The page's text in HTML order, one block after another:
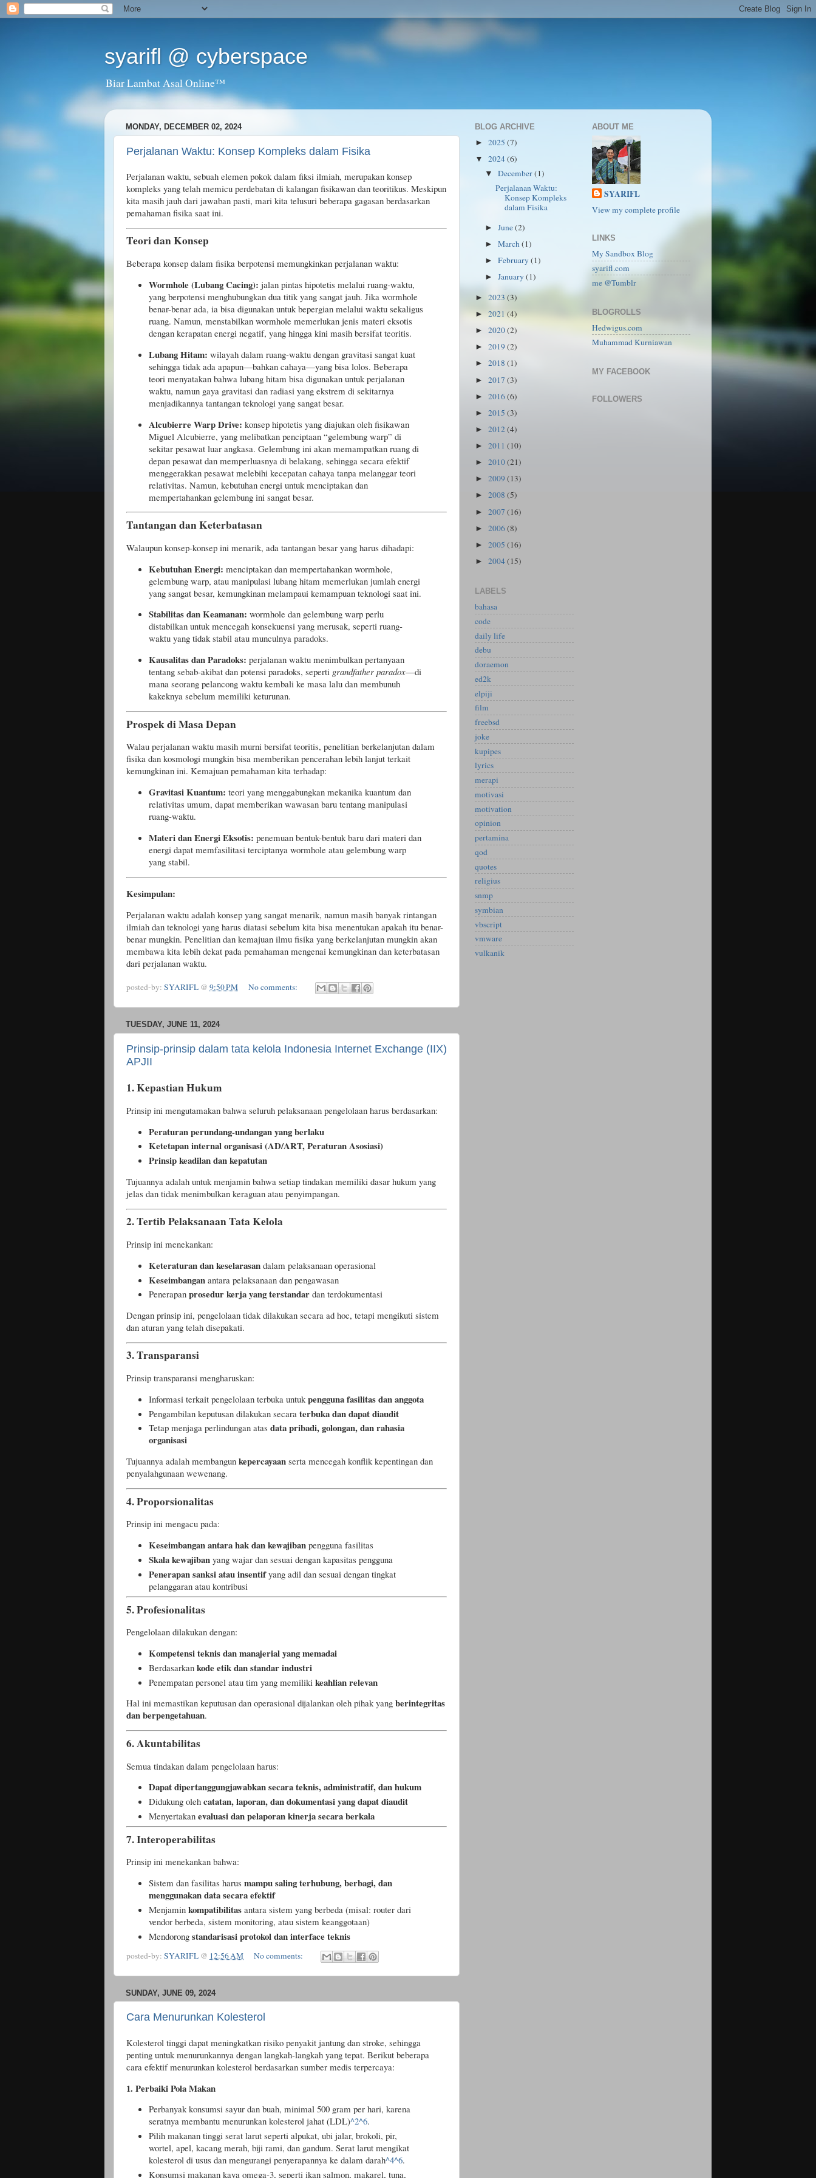
syarifl @ cyberspace
Biar Lambat Asal Online™
MONDAY, DECEMBER 02, 2024
Perjalanan Waktu: Konsep Kompleks dalam Fisika
Perjalanan waktu, sebuah elemen pokok dalam fiksi ilmiah, merupakan konsep
kompleks yang telah memicu perdebatan di kalangan fisikawan dan teoritikus. Meskipun
kita masih jauh dari jawaban pasti, mari kita telusuri beberapa gagasan berdasarkan
pemahaman fisika saat ini.
Teori dan Konsep
Beberapa konsep dalam fisika berpotensi memungkinkan perjalanan waktu:
Wormhole (Lubang Cacing): jalan pintas hipotetis melalui ruang-waktu,
yang berpotensi menghubungkan dua titik yang sangat jauh. Jika wormhole
benar-benar ada, ia bisa digunakan untuk bepergian melalui waktu sekaligus
ruang. Namun, menstabilkan wormhole memerlukan jenis materi eksotis
dengan kerapatan energi negatif, yang hingga kini masih bersifat teoritis.
Lubang Hitam: wilayah dalam ruang-waktu dengan gravitasi sangat kuat
sehingga tidak ada apapun—bahkan cahaya—yang bisa lolos. Beberapa
teori menyatakan bahwa lubang hitam bisa digunakan untuk perjalanan
waktu, namun gaya gravitasi dan radiasi yang ekstrem di sekitarnya
menjadikannya tantangan teknologi yang sangat besar.
Alcubierre Warp Drive: konsep hipotetis yang diajukan oleh fisikawan
Miguel Alcubierre, yang melibatkan penciptaan “gelembung warp” di
sekitar pesawat luar angkasa. Gelembung ini akan memampatkan ruang di
depan pesawat dan memperluasnya di belakang, sehingga secara efektif
menggerakkan pesawat melebihi kecepatan cahaya tanpa melanggar teori
relativitas. Namun, kebutuhan energi untuk menciptakan dan
mempertahankan gelembung ini sangat besar.
Tantangan dan Keterbatasan
Walaupun konsep-konsep ini menarik, ada tantangan besar yang harus dihadapi:
Kebutuhan Energi: menciptakan dan mempertahankan wormhole,
gelembung warp, atau manipulasi lubang hitam memerlukan jumlah energi
yang sangat besar, kemungkinan melampaui kemampuan teknologi saat ini.
Stabilitas dan Keamanan: wormhole dan gelembung warp perlu
distabilkan untuk mencegah konsekuensi yang merusak, seperti ruang-
waktu yang tidak stabil atau munculnya paradoks.
Kausalitas dan Paradoks: perjalanan waktu menimbulkan pertanyaan
tentang sebab-akibat dan potensi paradoks, seperti grandfather paradox—di
mana seorang pelancong waktu kembali ke masa lalu dan membunuh
kakeknya sebelum memiliki keturunan.
Prospek di Masa Depan
Walau perjalanan waktu masih murni bersifat teoritis, penelitian berkelanjutan dalam
fisika dan kosmologi mungkin bisa memberikan pencerahan lebih lanjut terkait
kemungkinan ini. Kemajuan pemahaman kita terhadap:
Gravitasi Kuantum: teori yang menggabungkan mekanika kuantum dan
relativitas umum, dapat memberikan wawasan baru tentang manipulasi
ruang-waktu.
Materi dan Energi Eksotis: penemuan bentuk-bentuk baru dari materi dan
energi dapat memfasilitasi terciptanya wormhole atau gelembung warp
yang stabil.
Kesimpulan:
Perjalanan waktu adalah konsep yang sangat menarik, namun masih banyak rintangan
ilmiah dan teknologi yang harus diatasi sebelum kita bisa menentukan apakah itu benar-
benar mungkin. Penelitian dan kemajuan ilmu fisika yang berkelanjutan mungkin akan
membawa kita lebih dekat pada pemahaman mengenai kemungkinan dan keterbatasan
dari perjalanan waktu.
posted-by: SYARIFL @ 9:50 PM No comments:
TUESDAY, JUNE 11, 2024
Prinsip-prinsip dalam tata kelola Indonesia Internet Exchange (IIX)
APJII
1.Kepastian Hukum
Prinsip ini mengutamakan bahwa seluruh pelaksanaan pengelolaan harus berdasarkan:
Peraturan perundang-undangan yang berlaku
Ketetapan internal organisasi (AD/ART, Peraturan Asosiasi)
Prinsip keadilan dan kepatutan
Tujuannya adalah untuk menjamin bahwa setiap tindakan memiliki dasar hukum yang
jelas dan tidak menimbulkan keraguan atau penyimpangan.
2.Tertib Pelaksanaan Tata Kelola
Prinsip ini menekankan:
Keteraturan dan keselarasan dalam pelaksanaan operasional
Keseimbangan antara pelaksanaan dan pengawasan
Penerapanprosedur kerja yang terstandar dan terdokumentasi
Dengan prinsip ini, pengelolaan tidak dilakukan secara ad hoc, tetapi mengikuti sistem
dan aturan yang telah disepakati.
3.Transparansi
Prinsip transparansi mengharuskan:
Informasi terkait pengelolaan terbuka untukpengguna fasilitas dan anggota
Pengambilan keputusan dilakukan secaraterbuka dan dapat diaudit
Tetap menjaga perlindungan atasdata pribadi, golongan, dan rahasia
organisasi
Tujuannya adalah membangun kepercayaan serta mencegah konflik kepentingan dan
penyalahgunaan wewenang.
4.Proporsionalitas
Prinsip ini mengacu pada:
Keseimbangan antara hak dan kewajiban pengguna fasilitas
Skala kewajiban yang wajar dan sesuai dengan kapasitas pengguna
Penerapan sanksi atau insentifyang adil dan sesuai dengan tingkat
pelanggaran atau kontribusi
5.Profesionalitas
Pengelolaan dilakukan dengan:
Kompetensi teknis dan manajerial yang memadai
Berdasarkankode etik dan standar industri
Penempatan personel atau tim yang memilikikeahlian relevan
Hal ini memastikan keputusan dan operasional dijalankan oleh pihak yang berintegritas
dan berpengetahuan.
6.Akuntabilitas
Semua tindakan dalam pengelolaan harus:
Dapat dipertanggungjawabkan secara teknis, administratif, dan hukum
Didukung olehcatatan, laporan, dan dokumentasi yang dapat diaudit
Menyertakanevaluasi dan pelaporan kinerja secara berkala
7.Interoperabilitas
Prinsip ini menekankan bahwa:
Sistem dan fasilitas harusmampu saling terhubung, berbagi, dan
menggunakan data secara efektif
Menjaminkompatibilitas antara sistem yang berbeda (misal: router dari
vendor berbeda, sistem monitoring, atau sistem keanggotaan)
Mendorongstandarisasi protokol dan interface teknis
posted-by: SYARIFL @ 12:56 AM No comments:
SUNDAY, JUNE 09, 2024
Cara Menurunkan Kolesterol
Kolesterol tinggi dapat meningkatkan risiko penyakit jantung dan stroke, sehingga
penting untuk menurunkannya dengan langkah-langkah yang tepat. Berikut beberapa
cara efektif menurunkan kolesterol berdasarkan sumber medis terpercaya:
1. Perbaiki Pola Makan
Perbanyak konsumsi sayur dan buah, minimal 500 gram per hari, karena
seratnya membantu menurunkan kolesterol jahat (LDL)^2^6.
Pilih makanan tinggi serat larut seperti alpukat, ubi jalar, brokoli, pir,
wortel, apel, kacang merah, biji rami, dan gandum. Serat larut mengikat
kolesterol di usus dan mengurangi penyerapannya ke dalam darah^4^6.
Konsumsi makanan kaya omega-3, seperti ikan salmon, makarel, tuna,
BLOG ARCHIVE
► 2025 (7)
▼ 2024(6)
▼December(1)
Perjalanan Waktu:
Konsep Kompleks
dalam Fisika
►June(2)
►March(1)
►February(1)
►January(1)
► 2023 (3)
► 2021 (4)
► 2020(2)
► 2019(2)
► 2018 (1)
► 2017 (3)
► 2016(6)
► 2015 (3)
► 2012(4)
► 2011 (10)
► 2010(21)
► 2009 (13)
► 2008 (5)
► 2007 (16)
► 2006(8)
► 2005 (16)
► 2004(15)
LABELS
bahasa
code
daily life
debu
doraemon
ed2k
elpiji
film
freebsd
joke
kupipes
lyrics
merapi
motivasi
motivation
opinion
pertamina
qod
quotes
religius
snmp
symbian
vbscript
vmware
vulkanik
ABOUT ME
SYARIFL
View my complete profile
LINKS
My Sandbox Blog
syarifl.com
me @Tumblr
BLOGROLLS
Hedwigus.com
Muhammad Kurniawan
MY FACEBOOK
FOLLOWERS